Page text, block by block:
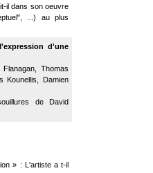
il dans son oeuvre
...) au plus
d'une
Thomas
Kounellis, Damien
de David
» : L'artiste a t-il